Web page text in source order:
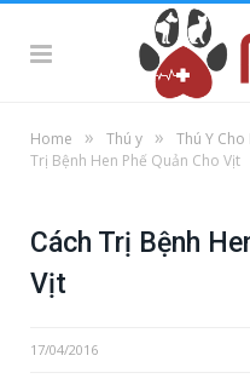
Home » Thú y » Thú Y
Trị Bệnh Hen Phế Quản Cho Vịt
Cách Trị Bệnh
Vịt
17/04/2016